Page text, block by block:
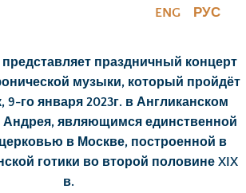
ENG РУС
представляет праздничный концерт
музыки, который пройдёт
9-го января 2023г. в Англиканском
Андрея, являющимся единственной
в Москве, построенной в
готики во второй половине XIX
в.